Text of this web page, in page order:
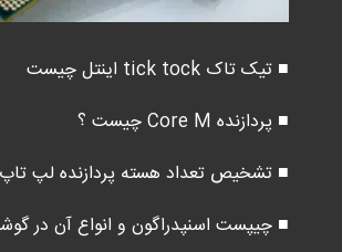
■ تیک تاک tick tock اینتل چیست
■ پردازنده Core M چیست ؟
■ تشخیص تعداد هسته پردازنده لپ تاپ
■ چیپست اسنپدراگون و انواع آن در